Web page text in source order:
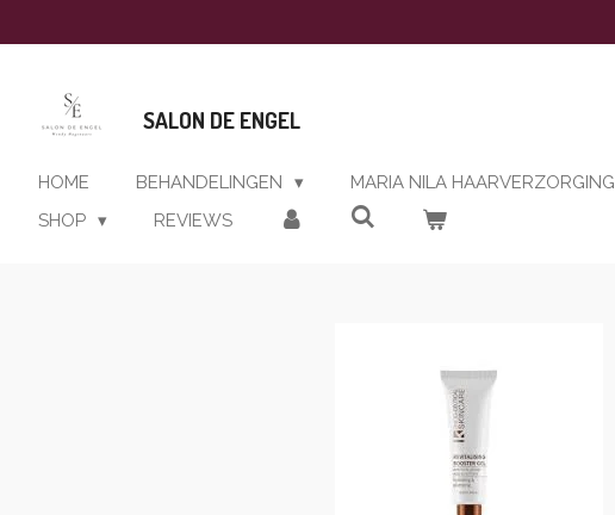
direct
hoofdinhoud
SALON DE ENGEL
HOME BEHANDELINGEN MARIA NILA HAARVERZORGING
SHOP
REVIEWS